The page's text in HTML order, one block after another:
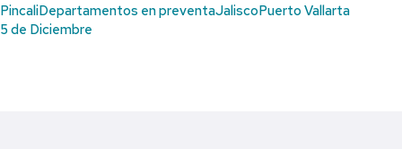
PincaliDepartamentos en preventaJaliscoPuerto Vallarta
5 de Diciembre